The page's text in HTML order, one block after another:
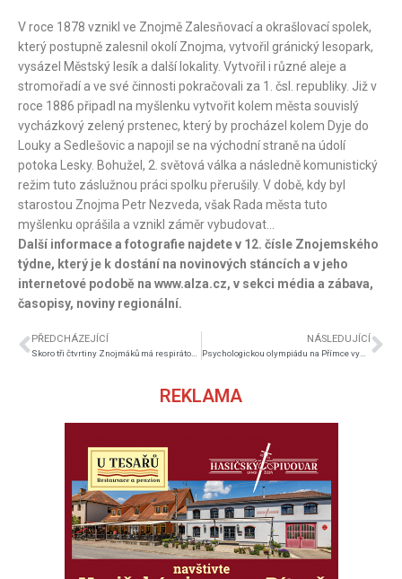
V roce 1878 vznikl ve Znojmě Zalesňovací a okrašlovací spolek,
který postupně zalesnil okolí Znojma, vytvořil gránický lesopark,
vysázel Městský lesík a další lokality. Vytvořil i různé aleje a
stromořadí a ve své činnosti pokračovali za 1. čsl. republiky. Již v
roce 1886 připadl na myšlenku vytvořit kolem města souvislý
vycházkový zelený prstenec, který by procházel kolem Dyje do
Louky a Sedlešovic a napojil se na východní straně na údolí
potoka Lesky. Bohužel, 2. světová válka a následně komunistický
režim tuto záslužnou práci spolku přerušily. V době, kdy byl
starostou Znojma Petr Nezveda, však Rada města tuto
myšlenku oprášila a vznikl záměr vybudovat…
Další informace a fotografie najdete v 12. čísle Znojemského
týdne, který je k dostání na novinových stáncích a v jeho
internetové podobě na www.alza.cz, v sekci média a zábava,
časopisy, noviny regionální.
PŘEDCHÁZEJÍCÍ NÁSLEDUJÍCÍ
Psychologickou olympiádu na Přímce vyhrál Dominik Herold
REKLAMA